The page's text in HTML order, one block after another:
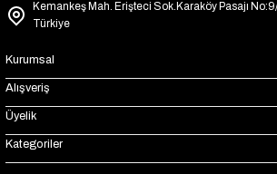
Kemankeş Mah. Erişteci Sok.Karaköy Pasajı
Türkiye
Kurumsal
Alışveriş
Üyelik
Kategoriler